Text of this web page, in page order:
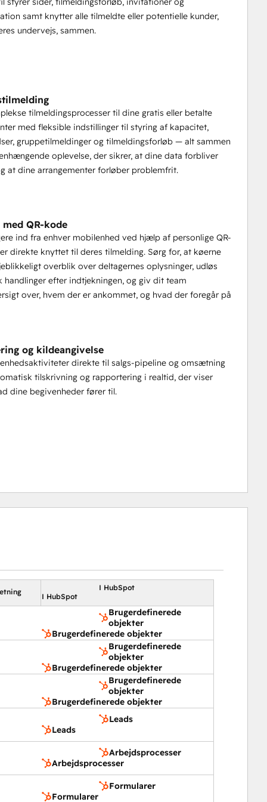
mobil
arrangementer og virtuelle programmer
til omsætningen.
høj købsintention
og følg op på hver eneste samtale uden at miste
saml rapporteringen på tværs af alle arrangementer
Ægte attributering.
hapily giver dig et klart overblik over, hvad dine
alt sammen i HubSpot.
der rent faktisk påvirker omsætningen. Giv dit
lukke flere aftaler.
samt knytter alle tilmeldte eller potentielle kunder,
undervejs, sammen.
tilmeldingsprocesser til dine gratis eller betalte
med fleksible indstillinger til styring af kapacitet,
gruppetilmeldinger og tilmeldingsforløb — alt sammen
oplevelse, der sikrer, at dine data forbliver
at dine arrangementer forløber problemfrit.
QR-kode
ind fra enhver mobilenhed ved hjælp af personlige QR-
direkte knyttet til deres tilmelding. Sørg for, at køerne
overblik over deltagernes oplysninger, udløs
handlinger efter indtjekningen, og giv dit team
over, hvem der er ankommet, og hvad der foregår på
og kildeangivelse
direkte til salgs-pipeline og omsætning
tilskrivning og rapportering i realtid, der viser
dine begivenheder fører til.
I HubSpot
I HubSpot
Brugerdefinerede
objekter
Brugerdefinerede objekter
Brugerdefinerede
objekter
Brugerdefinerede objekter
Brugerdefinerede
objekter
Brugerdefinerede objekter
Leads
Leads
Arbejdsprocesser
Arbejdsprocesser
Formularer
Formularer